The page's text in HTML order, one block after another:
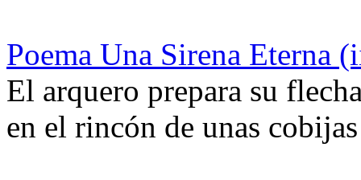
Poema Una Sirena Eterna
El arquero prepara su
en el rincón de unas